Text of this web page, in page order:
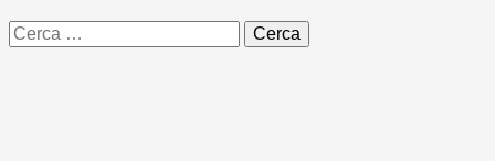
Ricerca
per: